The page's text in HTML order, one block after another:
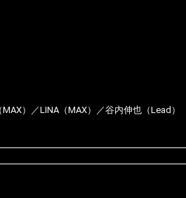
MAX）／LINA（MAX）／谷内伸也（Lead）